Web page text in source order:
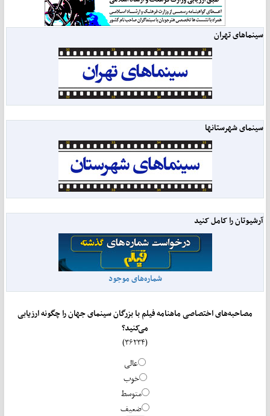
سینماهای تهران
سینمای شهرستانها
آرشیوتان را کامل کنید
شماره‌های موجود
مصاحبه‌های اختصاصی ماهنامه فیلم با بزرگان سینمای جهان را چگونه ارزیابی
می‌کنید؟
عالی
خوب
متوسط
ضعیف